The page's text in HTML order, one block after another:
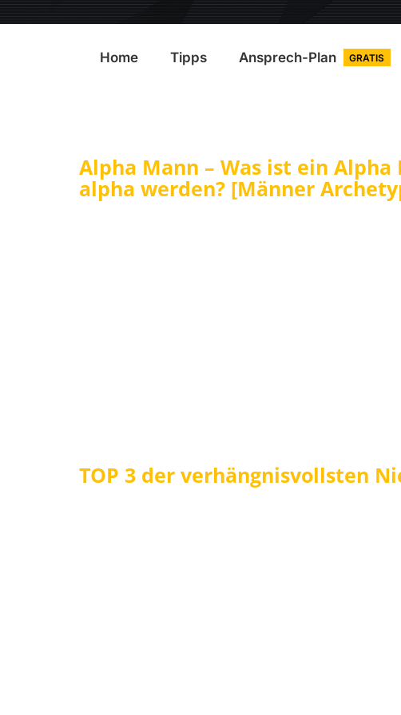
Home Tipps Ansprech-Plan GRATIS
Alpha Mann – Was ist ein Alpha
alpha werden? [Männer
TOP 3 der verhängnisvollsten